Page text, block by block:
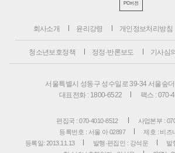
PC버전
회사소개 윤리강령 개인정보처리방침
청소년보호정책 정정·반론보도 기사심
서울특별시 성동구 성수일로 39-34 서울숲
대표전화 : 1800-6522
팩스 : 070-
편집국 : 070-4010-8512
사업본부 :
등록번호 : 서울 아 02897
제호 : 비즈
등록일: 2013.11.13
발행·편집인 : 강석운
발